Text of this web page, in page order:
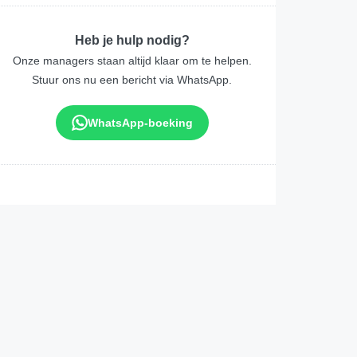
Heb je hulp nodig?
Onze managers staan altijd klaar om te helpen.
Stuur ons nu een bericht via WhatsApp.
WhatsApp-boeking